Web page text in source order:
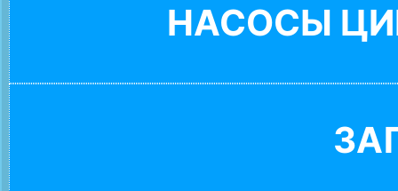
НАСОСЫ